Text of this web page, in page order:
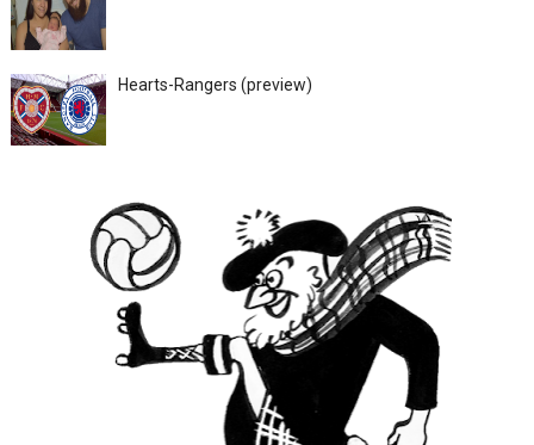
Hearts-Rangers (preview)